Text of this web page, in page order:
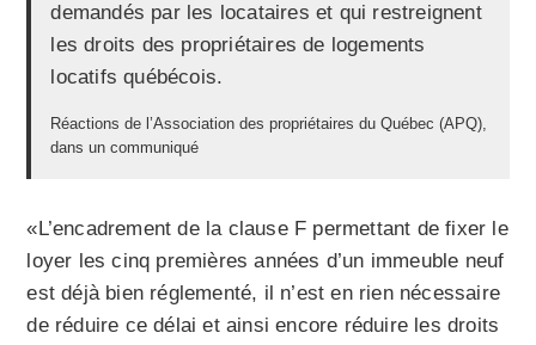
demandés par les locataires et qui restreignent
les droits des propriétaires de logements
locatifs québécois.
Réactions de l’Association des propriétaires du Québec (APQ),
dans un communiqué
«L’encadrement de la clause F permettant de fixer le
loyer les cinq premières années d’un immeuble neuf
est déjà bien réglementé, il n’est en rien nécessaire
de réduire ce délai et ainsi encore réduire les droits